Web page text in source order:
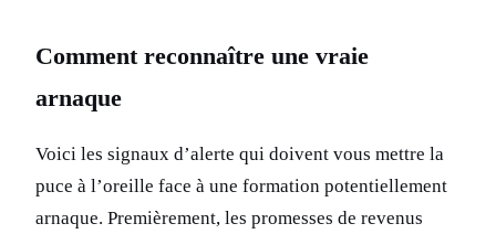
Comment reconnaître une vraie
arnaque
Voici les signaux d’alerte qui doivent vous mettre la
puce à l’oreille face à une formation potentiellement
arnaque. Premièrement, les promesses de revenus